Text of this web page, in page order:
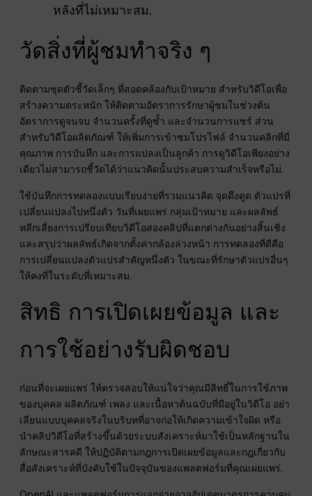
หลังที่ไม่เหมาะสม.
วัดสิ่งที่ผู้ชมทำจริง ๆ
ติดตามชุดตัวชี้วัดเล็กๆ ที่สอดคล้องกับเป้าหมาย สำหรับวิดีโอเพื่อ
สร้างความตระหนัก ให้ติดตามอัตราการรักษาผู้ชมในช่วงต้น
อัตราการดูจนจบ จำนวนครั้งที่ดูซ้ำ และจำนวนการแชร์ ส่วน
สำหรับวิดีโอผลิตภัณฑ์ ให้เพิ่มการเข้าชมโปรไฟล์ จำนวนคลิกที่มี
คุณภาพ การบันทึก และการแปลงเป็นลูกค้า การดูวิดีโอเพียงอย่าง
เดียวไม่สามารถชี้วัดได้ว่าแนวคิดนั้นประสบความสำเร็จหรือไม่.
ใช้บันทึกการทดลองแบบเรียบง่ายที่รวมแนวคิด จุดดึงดูด ตัวแปรที่
เปลี่ยนแปลงไปหนึ่งตัว วันที่เผยแพร่ กลุ่มเป้าหมาย และผลลัพธ์
หลีกเลี่ยงการเปรียบเทียบวิดีโอสองคลิปที่แตกต่างกันอย่างสิ้นเชิง
และสรุปว่าผลลัพธ์เกิดจากตั้งค่ากล้องล่วงหน้า การทดลองที่ดีคือ
การเปลี่ยนแปลงตัวแปรสำคัญหนึ่งตัว ในขณะที่รักษาตัวแปรอื่นๆ
ให้คงที่ในระดับที่เหมาะสม.
สิทธิ การเปิดเผยข้อมูล และ
การใช้อย่างรับผิดชอบ
ก่อนที่จะเผยแพร่ ให้ตรวจสอบให้แน่ใจว่าคุณมีสิทธิ์ในการใช้ภาพ
ของบุคคล ผลิตภัณฑ์ เพลง และเนื้อหาต้นฉบับที่มีอยู่ในวิดีโอ อย่า
เลียนแบบบุคคลจริงในบริบทที่อาจก่อให้เกิดความเข้าใจผิด หรือ
นำคลิปวิดีโอที่สร้างขึ้นด้วยระบบสังเคราะห์มาใช้เป็นหลักฐานใน
ลักษณะสารคดี ให้ปฏิบัติตามกฎการเปิดเผยข้อมูลและกฎเกี่ยวกับ
สื่อสังเคราะห์ที่บังคับใช้ในปัจจุบันของแพลตฟอร์มที่คุณเผยแพร่.